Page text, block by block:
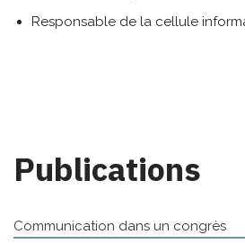
Responsable de la cellule
Publications
Communication dans un congrès